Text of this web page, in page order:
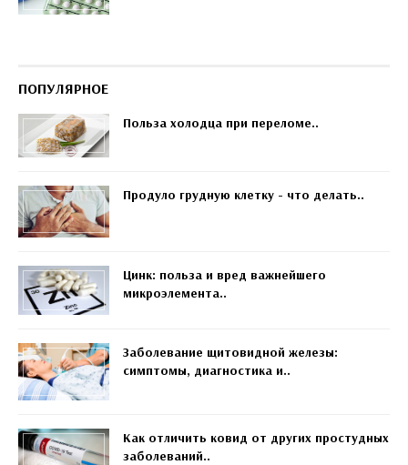
ПОПУЛЯРНОЕ
Польза холодца при переломе..
Продуло грудную клетку - что делать..
Цинк: польза и вред важнейшего
микроэлемента..
Заболевание щитовидной железы:
симптомы, диагностика и..
Как отличить ковид от других простудных
заболеваний..